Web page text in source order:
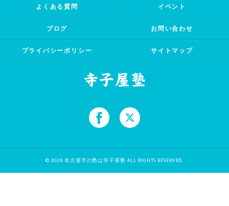
よくある質問 イベント
ブログ お問い合わせ
プライバシーポリシー サイトマップ
© 2026 名古屋市の塾は寺子屋塾 ALL RIGHTS RESERVED.